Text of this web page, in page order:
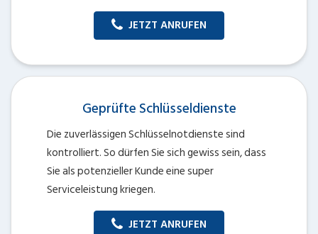
JETZT ANRUFEN
Geprüfte Schlüsseldienste
Die zuverlässigen Schlüsselnotdienste sind
kontrolliert. So dürfen Sie sich gewiss sein, dass
Sie als potenzieller Kunde eine super
Serviceleistung kriegen.
JETZT ANRUFEN